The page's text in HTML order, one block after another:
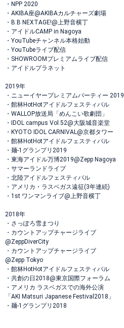
・NPP 2020
・AKIBA座@AKIBAカルチャーズ劇場
・B.B NEXTAGE!@上野音横丁
・アイドルCAMP in Nagoya
・YouTubeチャンネル本格始動
・YouTubeライブ配信
・SHOWROOMプレミアムライブ配信
・アイドルプラネット
2019年
・ニューイヤープレミアムパーティー 2019
・館林HotHotアイドルフェスティバル
・WALLOP放送局「めんこい歌劇団」
・IDOL campus Vol.52@大阪城音楽堂
・KYOTO IDOL CARNIVAL@京都タワー
・館林HotHotアイドルフェスティバル
・麺-1グランプリ2019
・東海アイドル万博2019@Zepp Nagoya
・サマーランドライブ
・北陸アイドルフェスティバル
・アメリカ・ラスベガス遠征(3年連続)
・1st ワンマンライブ@上野音横丁
2018年
・さっぽろ雪まつり
・カウントアップチャージライブ
@ZeppDiverCity
・カウントアップチャージライブ
@Zepp Tokyo
・館林HotHotアイドルフェスティバル
・共創の日2018@東京国際フォーラム
・アメリカ ラスベガスでの海外公演
「AKI Matsuri Japanese Festival2018」
・麺-1グランプリ2018